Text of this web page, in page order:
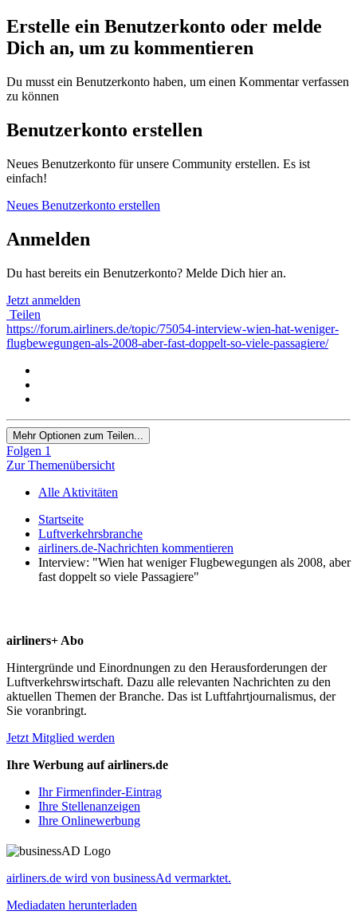
Erstelle ein Benutzerkonto oder melde
Dich an, um zu kommentieren
Du musst ein Benutzerkonto haben, um einen Kommentar verfassen
zu können
Benutzerkonto erstellen
Neues Benutzerkonto für unsere Community erstellen. Es ist
einfach!
Neues Benutzerkonto erstellen
Anmelden
Du hast bereits ein Benutzerkonto? Melde Dich hier an.
Jetzt anmelden
Teilen
https://forum.airliners.de/topic/75054-interview-wien-hat-weniger-
flugbewegungen-als-2008-aber-fast-doppelt-so-viele-passagiere/
Mehr Optionen zum Teilen...
Folgen 1
Zur Themenübersicht
Alle Aktivitäten
Startseite
Luftverkehrsbranche
airliners.de-Nachrichten kommentieren
Interview: "Wien hat weniger Flugbewegungen als 2008, aber
fast doppelt so viele Passagiere"
airliners+ Abo
Hintergründe und Einordnungen zu den Herausforderungen der
Luftverkehrswirtschaft. Dazu alle relevanten Nachrichten zu den
aktuellen Themen der Branche. Das ist Luftfahrtjournalismus, der
Sie voranbringt.
Jetzt Mitglied werden
Ihre Werbung auf airliners.de
Ihr Firmenfinder-Eintrag
Ihre Stellenanzeigen
Ihre Onlinewerbung
airliners.de wird von businessAd vermarktet.
Mediadaten herunterladen